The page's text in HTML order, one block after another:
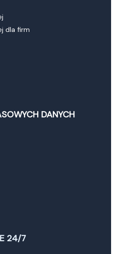
dla firm
DANYCH
24/7